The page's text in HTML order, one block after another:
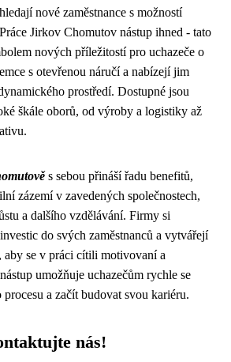
nové zaměstnance s možností
Jirkov Chomutov nástup ihned - tato
nových příležitostí pro uchazeče o
s otevřenou náručí a nabízejí jim
prostředí. Dostupné jsou
škále oborů, od výroby a logistiky až
s sebou přináší řadu benefitů,
zázemí v zavedených společnostech,
a dalšího vzdělávání. Firmy si
do svých zaměstnanců a vytvářejí
se v práci cítili motivovaní a
umožňuje uchazečům rychle se
a začít budovat svou kariéru.
nás!